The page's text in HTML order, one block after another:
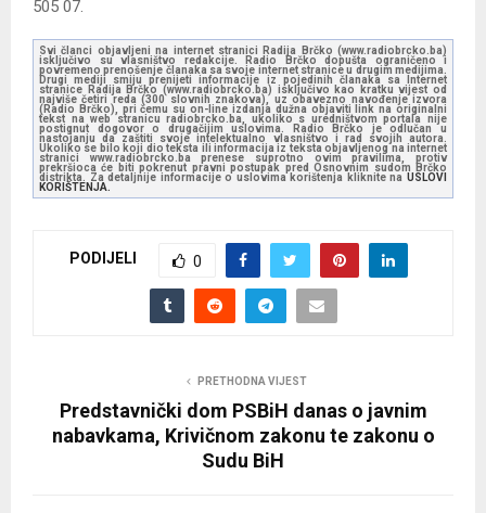
505 07.
Svi članci objavljeni na internet stranici Radija Brčko (www.radiobrcko.ba)
isključivo su vlasništvo redakcije. Radio Brčko dopušta ograničeno i
povremeno prenošenje članaka sa svoje internet stranice u drugim medijima.
Drugi mediji smiju prenijeti informacije iz pojedinih članaka sa Internet
stranice Radija Brčko (www.radiobrcko.ba) isključivo kao kratku vijest od
najviše četiri reda (300 slovnih znakova), uz obavezno navođenje izvora
(Radio Brčko), pri čemu su on-line izdanja dužna objaviti link na originalni
tekst na web stranicu radiobrcko.ba, ukoliko s uredništvom portala nije
postignut dogovor o drugačijim uslovima. Radio Brčko je odlučan u
nastojanju da zaštiti svoje intelektualno vlasništvo i rad svojih autora.
Ukoliko se bilo koji dio teksta ili informacija iz teksta objavljenog na internet
stranici www.radiobrcko.ba prenese suprotno ovim pravilima, protiv
prekršioca će biti pokrenut pravni postupak pred Osnovnim sudom Brčko
distrikta. Za detaljnije informacije o uslovima korištenja kliknite na USLOVI
KORIŠTENJA.
PODIJELI 0
PRETHODNA VIJEST
Predstavnički dom PSBiH danas o javnim
nabavkama, Krivičnom zakonu te zakonu o
Sudu BiH